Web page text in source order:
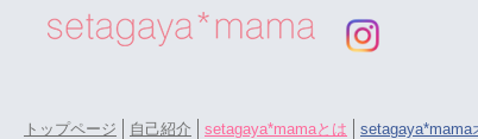
トップページ 自己紹介 setagaya*mamaとは setagaya*mama